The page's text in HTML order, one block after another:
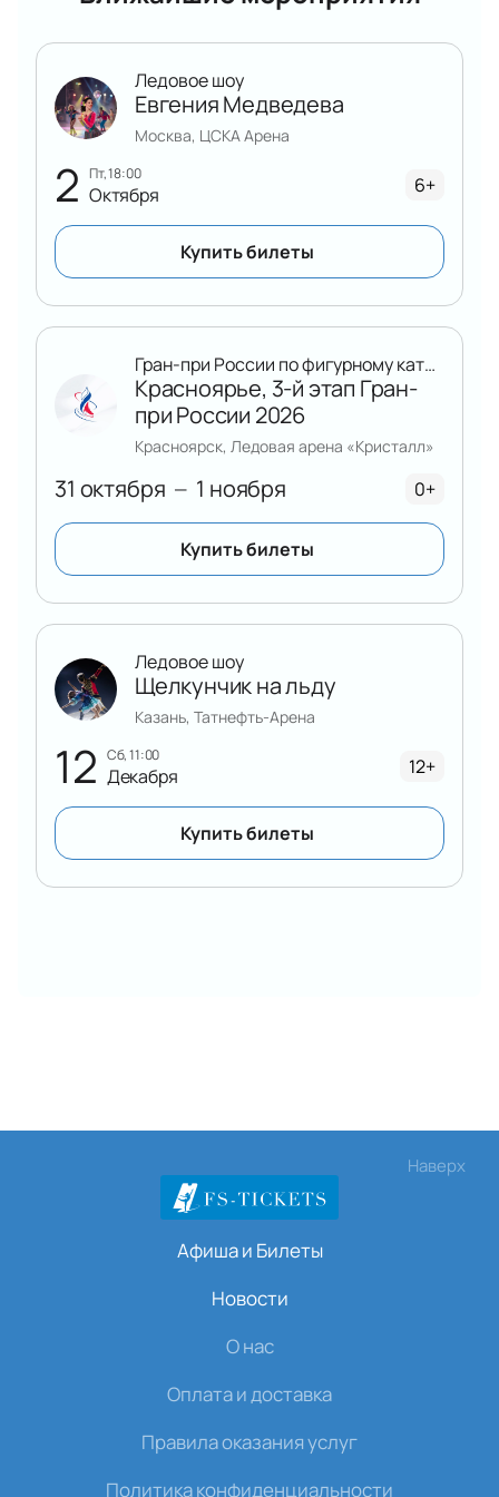
Программа и сюжет
В основе спектакля — история о Снегурочке, внучке
ищет ответ на вопрос о любви. Сюжет вдохновлён
произведением А. Н. Островского. На льду
развернётся динамичное представление с
хореографическими номерами, балетными
элементами и сложными трюками.
Выступления звёзд фигурного катания
Номера гимнастов и артистов оригинального
жанра
Музыкальное сопровождение и световые
эффекты
Яркие сцены и эмоциональная атмосфера
Продолжительность шоу рассчитана так, чтобы
зрители получили максимум впечатлений без
усталости. Актуальная информация о
Покупка билетов на ледовое шоу
«Снегурочка» онлайн
Забронируйте билетыбыстро через сайт.
Выберите места на интерактивной схеме зала —
найдите лучшие позиции для просмотра. Оплатите
билеты онлайн безопасно. После оплаты скачайте
билеты или получите их по электронной почте.
Закажите билеты по телефону — оператор
расскажет о стоимости, подберёт удобные места,
Цена зависит от выбранных мест. Актуальная
продаже представлены билеты разного ценового
диапазона, включая VIP-ложи для требовательных
гостей. Корпоративным клиентам доступны
билеты на ледовое шоу или фигурное катание
прямо сейчас — все детали доступны на сайте и по
телефону. Присоединяйтесь к большому ледовому
событию этой зимы!
2 пт, 18:00
Октября
Ледовое шоу
Евгения Медведева
Москва, ЦСКА Арена
6+
Купить билеты
31 октября — 1 ноября
Гран-при России по фигурному катанию
Красноярье, 3-й этап Гран-
при России 2026
Красноярск, Ледовая арена «Кристалл»
0+
Купить билеты
12 сб, 11:00
Декабря
Ледовое шоу
Щелкунчик на льду
Казань, Татнефть-Арена
12+
Купить билеты
Наверх
Афиша и Билеты
Новости
О нас
Оплата и доставка
Правила оказания услуг
Политика конфиденциальности